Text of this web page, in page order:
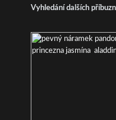
Vyhledání dalších